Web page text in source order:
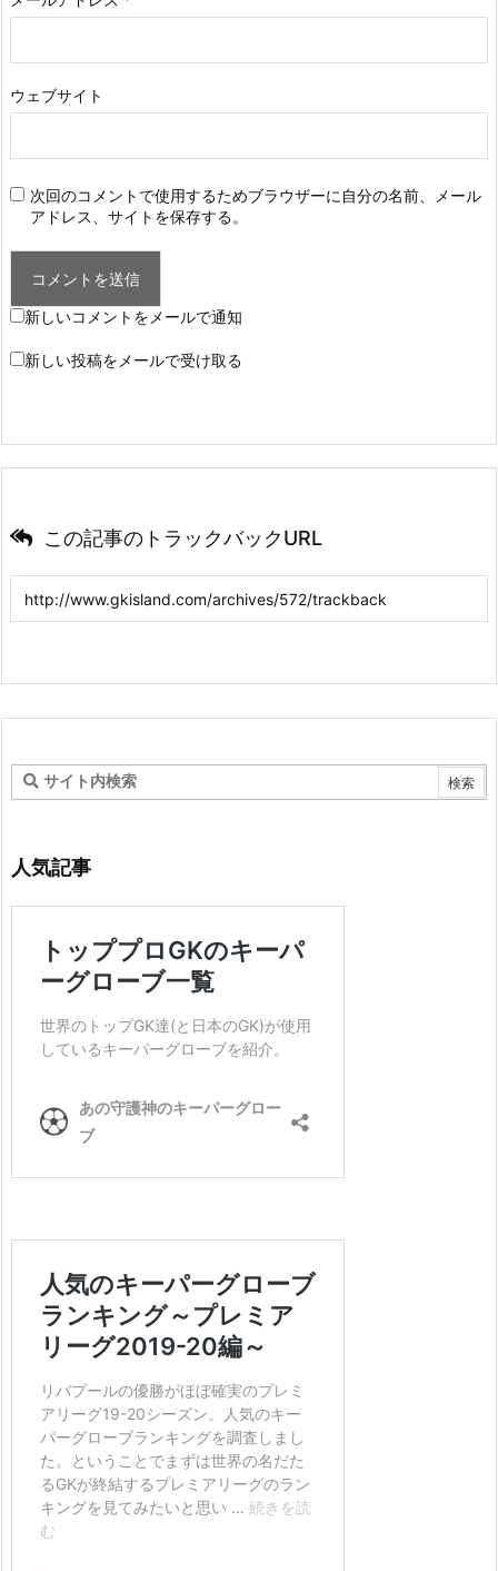
ウェブサイト
次回のコメントで使用するためブラウザーに自分の名前、メール
アドレス、サイトを保存する。
新しいコメントをメールで通知
新しい投稿をメールで受け取る
この記事のトラックバックURL
人気記事